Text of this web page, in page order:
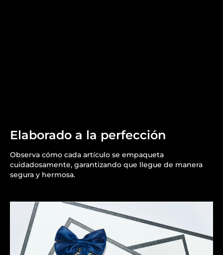
Elaborado a la perfección
Observa cómo cada artículo se empaqueta
cuidadosamente, garantizando que llegue de manera
segura y hermosa.